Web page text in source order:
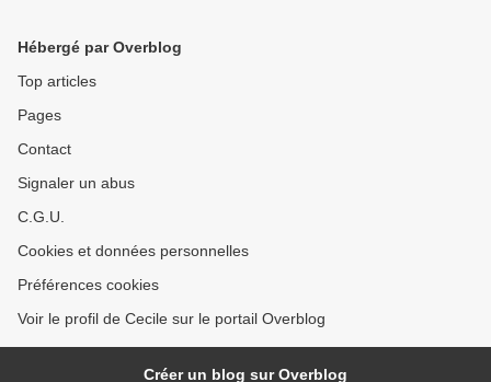
Hébergé par Overblog
Top articles
Pages
Contact
Signaler un abus
C.G.U.
Cookies et données personnelles
Préférences cookies
Voir le profil de Cecile sur le portail Overblog
Créer un blog sur Overblog